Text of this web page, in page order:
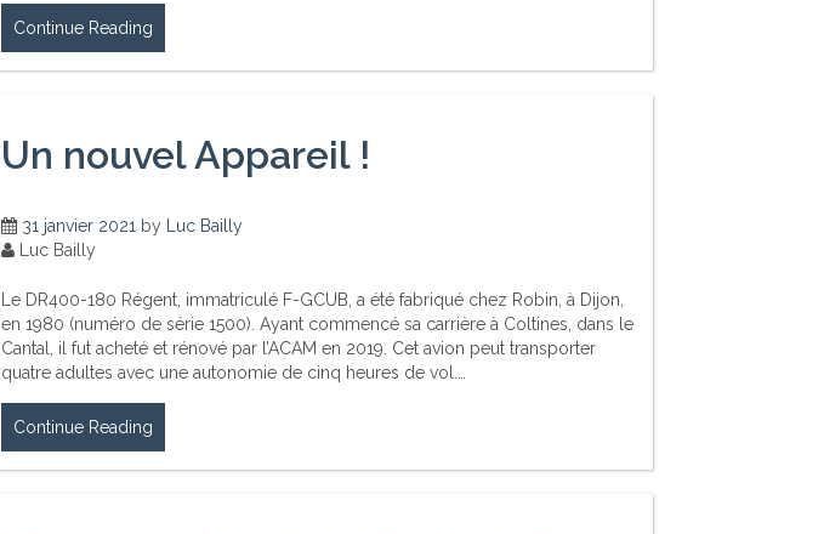
Continue Reading
Un nouvel Appareil !
31 janvier 2021 by Luc Bailly
Luc Bailly
Le DR400-180 Régent, immatriculé F-GCUB, a été fabriqué chez Robin, à Dijon,
en 1980 (numéro de série 1500). Ayant commencé sa carrière à Coltines, dans le
Cantal, il fut acheté et rénové par l’ACAM en 2019. Cet avion peut transporter
quatre adultes avec une autonomie de cinq heures de vol.…
Continue Reading